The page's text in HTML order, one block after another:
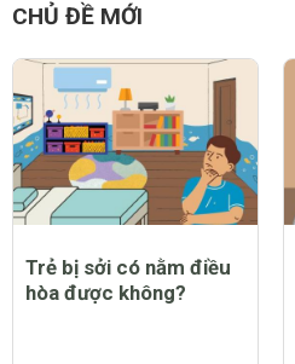
CHỦ ĐỀ MỚI
Trẻ bị sởi có nằm điều
hòa được không?